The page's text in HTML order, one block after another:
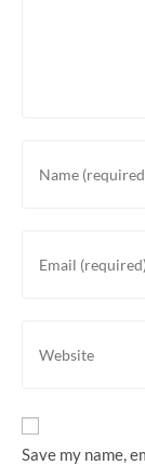
your
username
your
your
URL
Save my name,